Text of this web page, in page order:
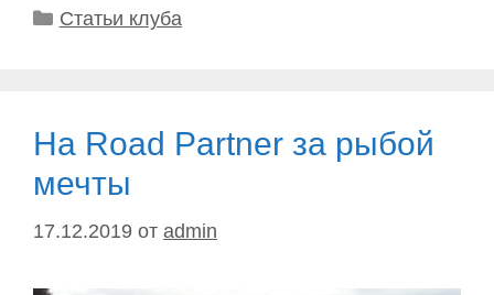
Рубрики
Статьи клуба
На Road Partner за рыбой
мечты
17.12.2019 от admin